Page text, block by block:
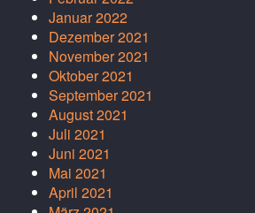
Januar 2022
Dezember 2021
November 2021
Oktober 2021
September 2021
August 2021
Juli 2021
Juni 2021
Mai 2021
April 2021